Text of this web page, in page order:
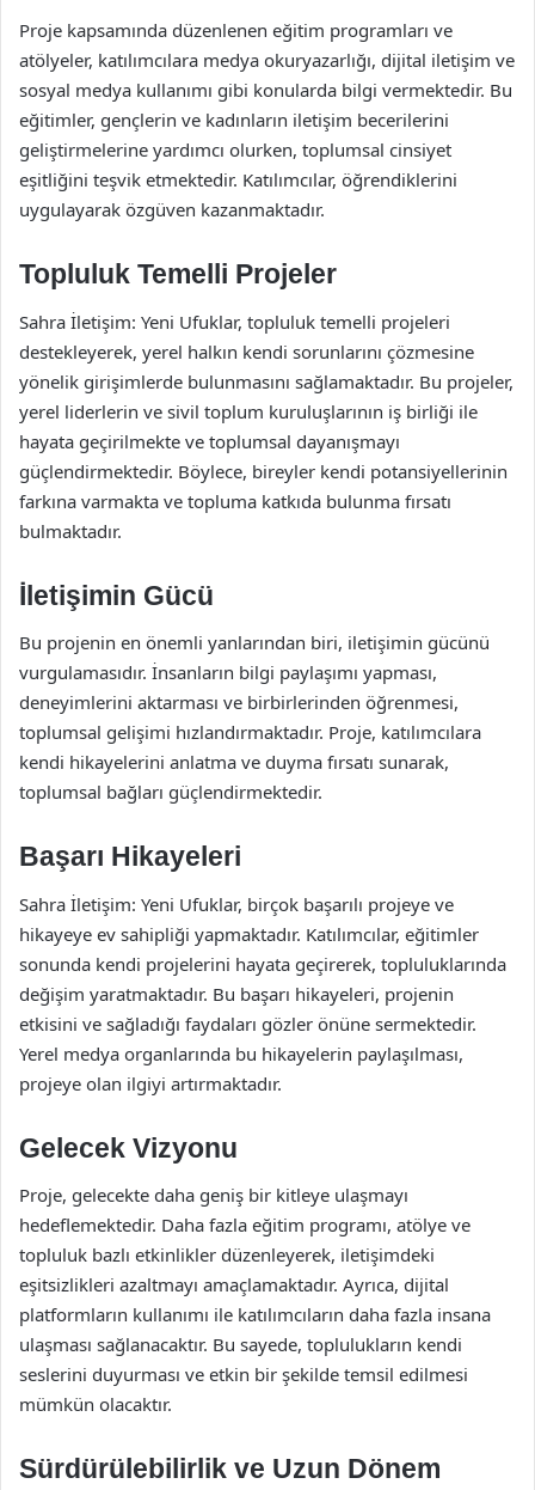
Proje kapsamında düzenlenen eğitim programları ve
atölyeler, katılımcılara medya okuryazarlığı, dijital iletişim ve
sosyal medya kullanımı gibi konularda bilgi vermektedir. Bu
eğitimler, gençlerin ve kadınların iletişim becerilerini
geliştirmelerine yardımcı olurken, toplumsal cinsiyet
eşitliğini teşvik etmektedir. Katılımcılar, öğrendiklerini
uygulayarak özgüven kazanmaktadır.
Topluluk Temelli Projeler
Sahra İletişim: Yeni Ufuklar, topluluk temelli projeleri
destekleyerek, yerel halkın kendi sorunlarını çözmesine
yönelik girişimlerde bulunmasını sağlamaktadır. Bu projeler,
yerel liderlerin ve sivil toplum kuruluşlarının iş birliği ile
hayata geçirilmekte ve toplumsal dayanışmayı
güçlendirmektedir. Böylece, bireyler kendi potansiyellerinin
farkına varmakta ve topluma katkıda bulunma fırsatı
bulmaktadır.
İletişimin Gücü
Bu projenin en önemli yanlarından biri, iletişimin gücünü
vurgulamasıdır. İnsanların bilgi paylaşımı yapması,
deneyimlerini aktarması ve birbirlerinden öğrenmesi,
toplumsal gelişimi hızlandırmaktadır. Proje, katılımcılara
kendi hikayelerini anlatma ve duyma fırsatı sunarak,
toplumsal bağları güçlendirmektedir.
Başarı Hikayeleri
Sahra İletişim: Yeni Ufuklar, birçok başarılı projeye ve
hikayeye ev sahipliği yapmaktadır. Katılımcılar, eğitimler
sonunda kendi projelerini hayata geçirerek, topluluklarında
değişim yaratmaktadır. Bu başarı hikayeleri, projenin
etkisini ve sağladığı faydaları gözler önüne sermektedir.
Yerel medya organlarında bu hikayelerin paylaşılması,
projeye olan ilgiyi artırmaktadır.
Gelecek Vizyonu
Proje, gelecekte daha geniş bir kitleye ulaşmayı
hedeflemektedir. Daha fazla eğitim programı, atölye ve
topluluk bazlı etkinlikler düzenleyerek, iletişimdeki
eşitsizlikleri azaltmayı amaçlamaktadır. Ayrıca, dijital
platformların kullanımı ile katılımcıların daha fazla insana
ulaşması sağlanacaktır. Bu sayede, toplulukların kendi
seslerini duyurması ve etkin bir şekilde temsil edilmesi
mümkün olacaktır.
Sürdürülebilirlik ve Uzun Dönem